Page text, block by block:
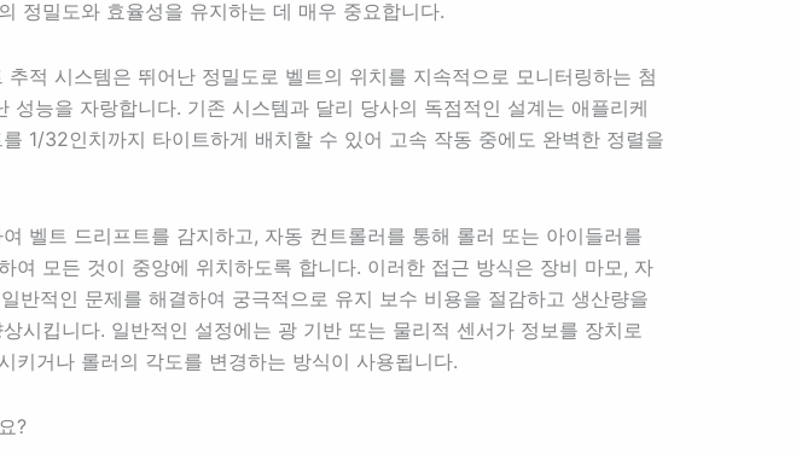
정밀도와 효율성을 유지하는 데 매우 중요합니다.
추적 시스템은 뛰어난 정밀도로 벨트의 위치를 지속적으로 모니터링하는 첨
성능을 자랑합니다. 기존 시스템과 달리 당사의 독점적인 설계는 애플리케
1/32인치까지 타이트하게 배치할 수 있어 고속 작동 중에도 완벽한 정렬을
벨트 드리프트를 감지하고, 자동 컨트롤러를 통해 롤러 또는 아이들러를
여 모든 것이 중앙에 위치하도록 합니다. 이러한 접근 방식은 장비 마모, 자
반적인 문제를 해결하여 궁극적으로 유지 보수 비용을 절감하고 생산량을
시킵니다. 일반적인 설정에는 광 기반 또는 물리적 센서가 정보를 장치로
키거나 롤러의 각도를 변경하는 방식이 사용됩니다.
?